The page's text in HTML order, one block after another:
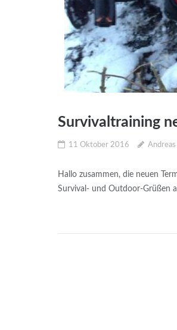
Survivaltraining
11 Oktober 2016
Hallo zusammen, die neuen
Survival- und Outdoor-Grüßen